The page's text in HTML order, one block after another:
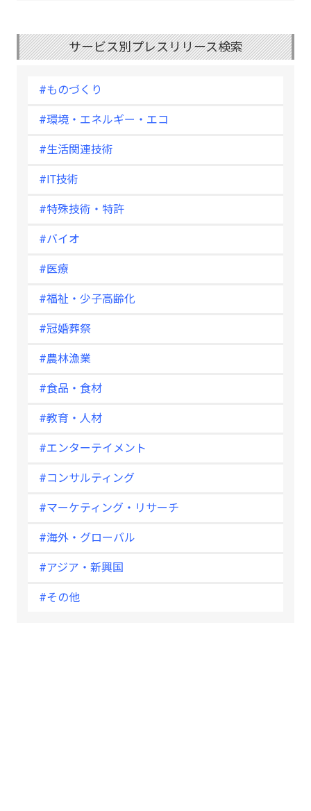
サービス別プレスリリース検索
#ものづくり
#環境・エネルギー・エコ
#生活関連技術
#IT技術
#特殊技術・特許
#バイオ
#医療
#福祉・少子高齢化
#冠婚葬祭
#農林漁業
#食品・食材
#教育・人材
#エンターテイメント
#コンサルティング
#マーケティング・リサーチ
#海外・グローバル
#アジア・新興国
#その他